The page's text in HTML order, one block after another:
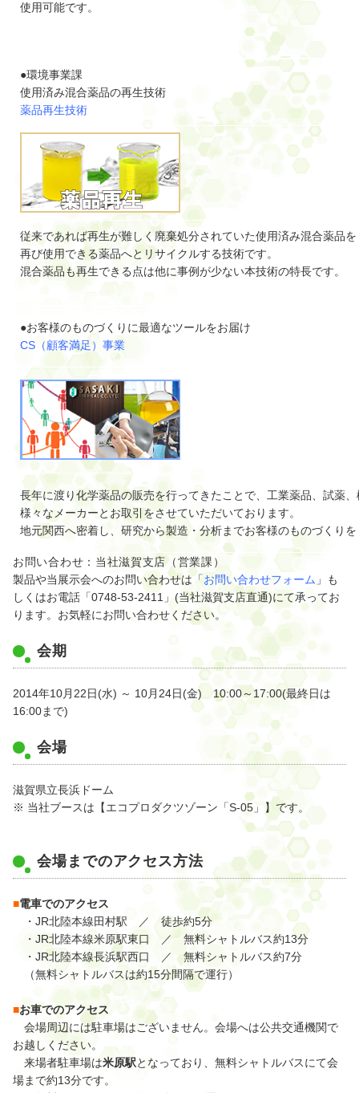
使用可能です。
●環境事業課
使用済み混合薬品の再生技術
薬品再生技術
従来であれば再生が難しく廃棄処分されていた使用済み混合薬品を
再び使用できる薬品へとリサイクルする技術です。
混合薬品も再生できる点は他に事例が少ない本技術の特長です。
●お客様のものづくりに最適なツールをお届け
CS（顧客満足）事業
長年に渡り化学薬品の販売を行ってきたことで、工業薬品、試薬
様々なメーカーとお取引をさせていただいております。
地元関西へ密着し、研究から製造・分析までお客様のものづくり
お問い合わせ：当社滋賀支店（営業課）
製品や当展示会へのお問い合わせは「お問い合わせフォーム 」も
しくはお電話「0748-53-2411」(当社滋賀支店直通)にて承ってお
ります。お気軽にお問い合わせください。
会期
2014年10月22日(水) ～ 10月24日(金) 10:00～17:00(最終日は
16:00まで)
会場
滋賀県立長浜ドーム
※ 当社ブースは【エコプロダクツゾーン「S-05」】です。
会場までのアクセス方法
■電車でのアクセス
・JR北陸本線田村駅 ／ 徒歩約5分
・JR北陸本線米原駅東口 ／ 無料シャトルバス約13分
・JR北陸本線長浜駅西口 ／ 無料シャトルバス約7分
（無料シャトルバスは約15分間隔で運行）
■お車でのアクセス
会場周辺には駐車場はございません。会場へは公共交通機関で
お越しください。
来場者駐車場は米原駅となっており、無料シャトルバスにて会
場まで約13分です。